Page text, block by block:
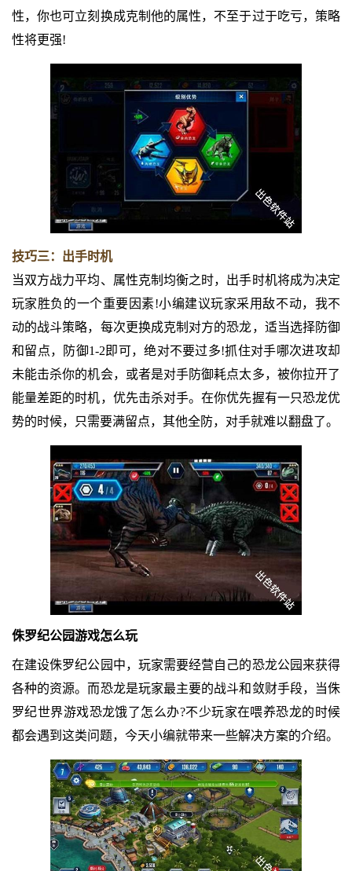
性，你也可立刻换成克制他的属性，不至于过于吃亏，策略
性将更强!
技巧三：出手时机
当双方战力平均、属性克制均衡之时，出手时机将成为决定
玩家胜负的一个重要因素!小编建议玩家采用敌不动，我不
动的战斗策略，每次更换成克制对方的恐龙，适当选择防御
和留点，防御1-2即可，绝对不要过多!抓住对手哪次进攻却
未能击杀你的机会，或者是对手防御耗点太多，被你拉开了
能量差距的时机，优先击杀对手。在你优先握有一只恐龙优
势的时候，只需要满留点，其他全防，对手就难以翻盘了。
侏罗纪公园游戏怎么玩
在建设侏罗纪公园中，玩家需要经营自己的恐龙公园来获得
各种的资源。而恐龙是玩家最主要的战斗和敛财手段，当侏
罗纪世界游戏恐龙饿了怎么办?不少玩家在喂养恐龙的时候
都会遇到这类问题，今天小编就带来一些解决方案的介绍。